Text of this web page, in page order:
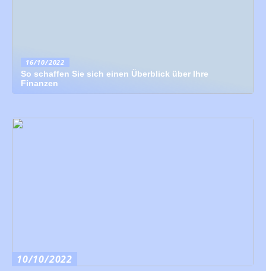
16/10/2022
So schaffen Sie sich einen Überblick über Ihre
Finanzen
10/10/2022